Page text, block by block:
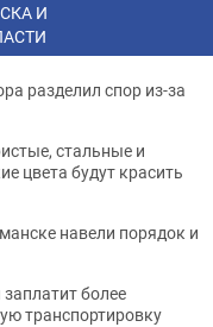
И
разделил спор из-за
стальные и
цвета будут красить
навели порядок и
более
транспортировку